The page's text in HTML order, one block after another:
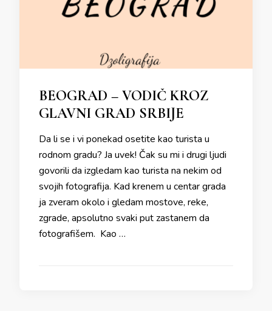
BEOGRAD – VODIČ KROZ
GLAVNI GRAD SRBIJE
Da li se i vi ponekad osetite kao turista u
rodnom gradu? Ja uvek! Čak su mi i drugi ljudi
govorili da izgledam kao turista na nekim od
svojih fotografija. Kad krenem u centar grada
ja zveram okolo i gledam mostove, reke,
zgrade, apsolutno svaki put zastanem da
fotografišem. Kao …